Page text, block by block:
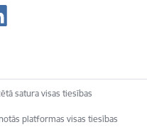
satura visas tiesības
platformas visas tiesības